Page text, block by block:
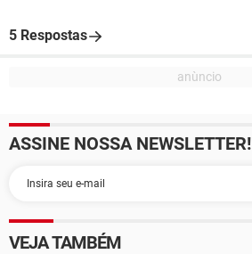
5 Respostas
ASSINE NOSSA NEWSLETTER!
VEJA TAMBÉM